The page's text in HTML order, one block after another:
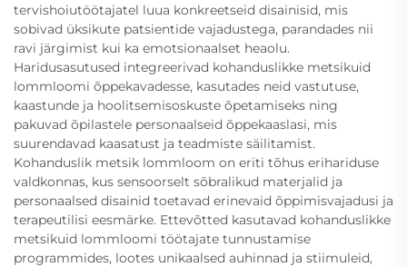
tervishoiutöötajatel luua konkreetseid disainisid, mis
sobivad üksikute patsientide vajadustega, parandades nii
ravi järgimist kui ka emotsionaalset heaolu.
Haridusasutused integreerivad kohanduslikke metsikuid
lommloomi õppekavadesse, kasutades neid vastutuse,
kaastunde ja hoolitsemisoskuste õpetamiseks ning
pakuvad õpilastele personaalseid õppekaaslasi, mis
suurendavad kaasatust ja teadmiste säilitamist.
Kohanduslik metsik lommloom on eriti tõhus erihariduse
valdkonnas, kus sensoorselt sõbralikud materjalid ja
personaalsed disainid toetavad erinevaid õppimisvajadusi ja
terapeutilisi eesmärke. Ettevõtted kasutavad kohanduslikke
metsikuid lommloomi töötajate tunnustamise
programmides, lootes unikaalsed auhinnad ja stiimuleid,